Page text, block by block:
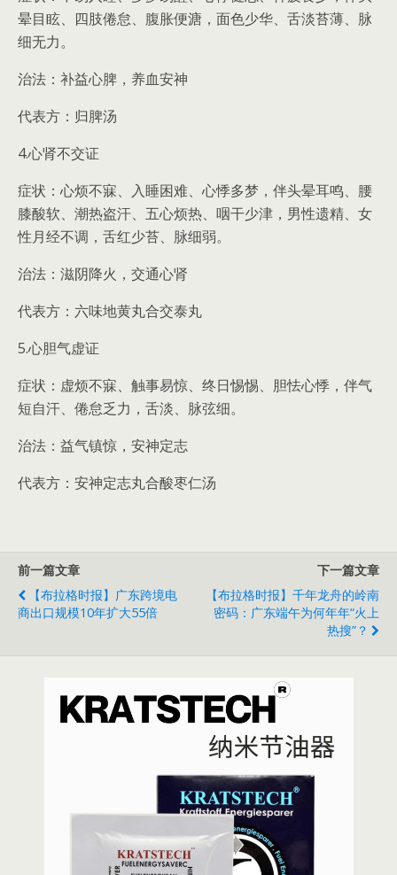
晕目眩、四肢倦怠、腹胀便溏，面色少华、舌淡苔薄、脉
细无力。
治法：补益心脾，养血安神
代表方：归脾汤
4.心肾不交证
症状：心烦不寐、入睡困难、心悸多梦，伴头晕耳鸣、腰
膝酸软、潮热盗汗、五心烦热、咽干少津，男性遗精、女
性月经不调，舌红少苔、脉细弱。
治法：滋阴降火，交通心肾
代表方：六味地黄丸合交泰丸
5.心胆气虚证
症状：虚烦不寐、触事易惊、终日惕惕、胆怯心悸，伴气
短自汗、倦怠乏力，舌淡、脉弦细。
治法：益气镇惊，安神定志
代表方：安神定志丸合酸枣仁汤
前一篇文章
【布拉格时报】广东跨境电
商出口规模10年扩大55倍
下一篇文章
【布拉格时报】千年龙舟的岭南
密码：广东端午为何年年“火上
热搜”？